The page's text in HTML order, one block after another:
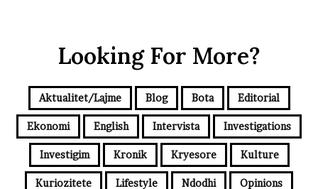
Looking For More?
Aktualitet/Lajme Blog Bota Editorial
Ekonomi English Intervista Investigations
Investigim Kronik Kryesore Kulture
Kuriozitete Lifestyle Ndodhi Opinions